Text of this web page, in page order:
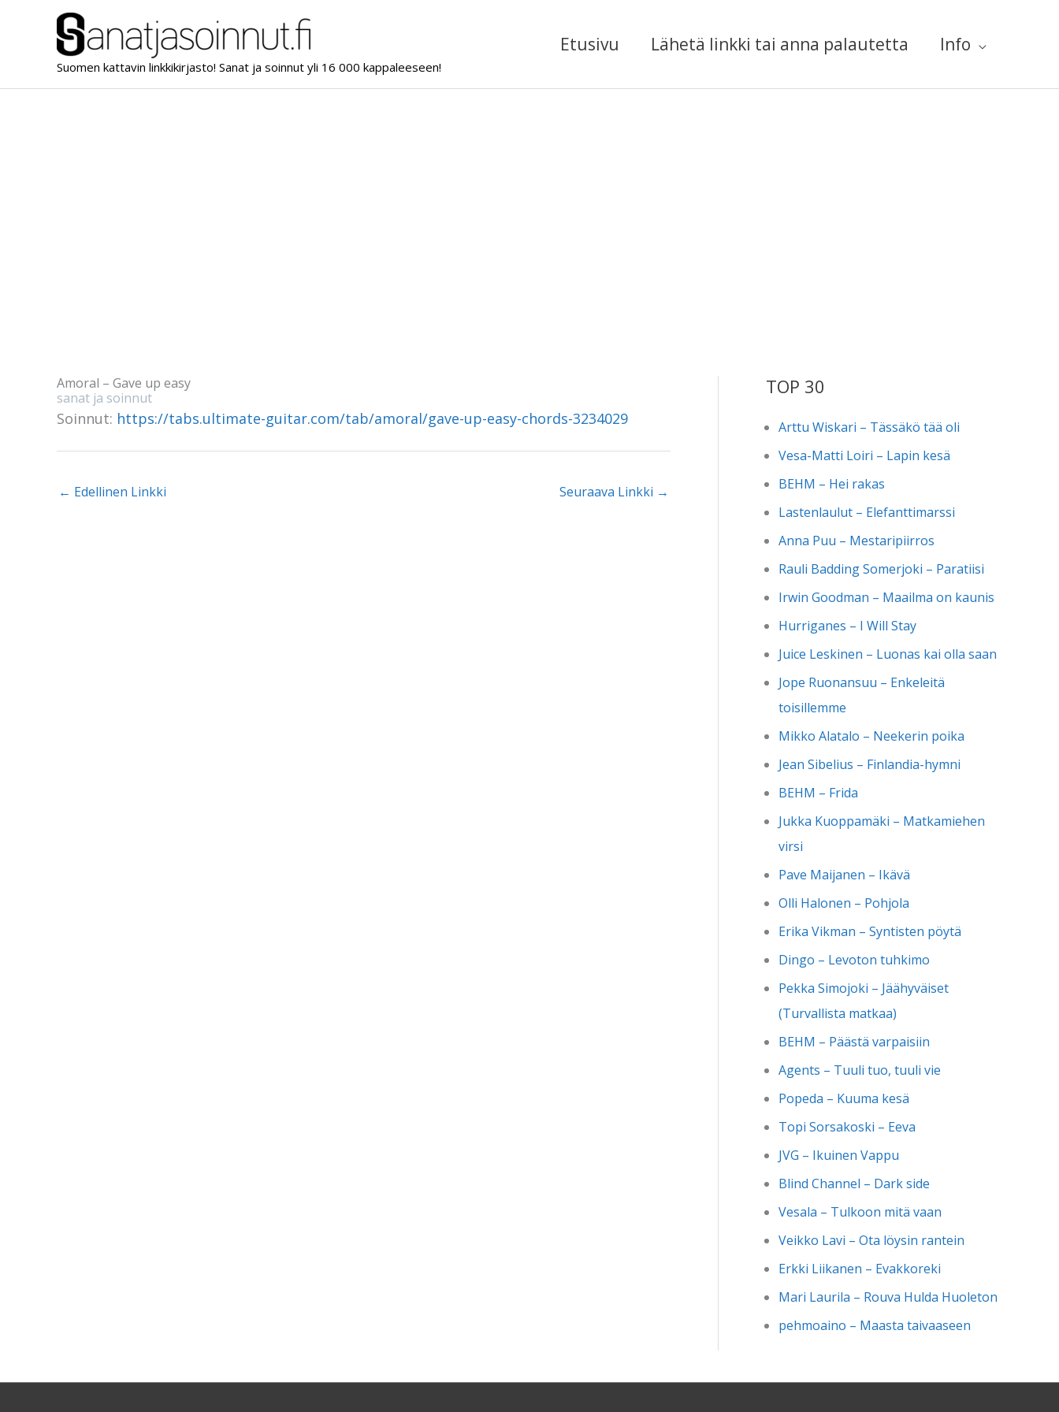
Suomen kattavin linkkikirjasto! Sanat ja soinnut yli 16 000 kappaleeseen!
Etusivu Lähetä linkki tai anna palautetta Info
Amoral – Gave up easy
sanat ja soinnut
Soinnut: https://tabs.ultimate-guitar.com/tab/amoral/gave-up-easy-chords-3234029
← Edellinen Linkki Seuraava Linkki →
TOP 30
Arttu Wiskari – Tässäkö tää oli
Vesa-Matti Loiri – Lapin kesä
BEHM – Hei rakas
Lastenlaulut – Elefanttimarssi
Anna Puu – Mestaripiirros
Rauli Badding Somerjoki – Paratiisi
Irwin Goodman – Maailma on kaunis
Hurriganes – I Will Stay
Juice Leskinen – Luonas kai olla saan
Jope Ruonansuu – Enkeleitä
toisillemme
Mikko Alatalo – Neekerin poika
Jean Sibelius – Finlandia-hymni
BEHM – Frida
Jukka Kuoppamäki – Matkamiehen
virsi
Pave Maijanen – Ikävä
Olli Halonen – Pohjola
Erika Vikman – Syntisten pöytä
Dingo – Levoton tuhkimo
Pekka Simojoki – Jäähyväiset
(Turvallista matkaa)
BEHM – Päästä varpaisiin
Agents – Tuuli tuo, tuuli vie
Popeda – Kuuma kesä
Topi Sorsakoski – Eeva
JVG – Ikuinen Vappu
Blind Channel – Dark side
Vesala – Tulkoon mitä vaan
Veikko Lavi – Ota löysin rantein
Erkki Liikanen – Evakkoreki
Mari Laurila – Rouva Hulda Huoleton
pehmoaino – Maasta taivaaseen